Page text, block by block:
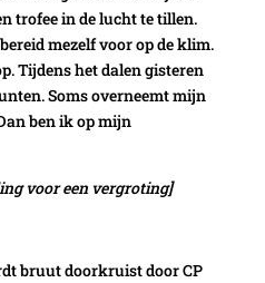
trofee in de lucht te tillen.
mezelf voor op de klim.
Tijdens het dalen gisteren
Soms overneemt mijn
ben ik op mijn
voor een vergroting]
bruut doorkruist door CP